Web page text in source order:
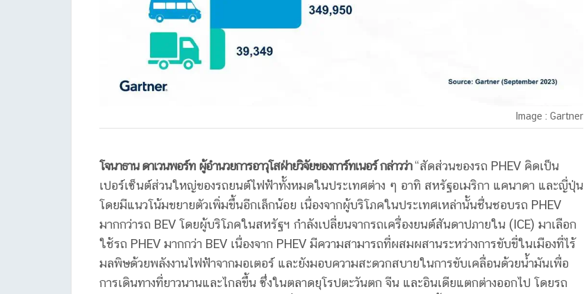
Image : Gartner
โจนาธาน ดาเวนพอร์ท ผู้อำนวยการอาวุโสฝ่ายวิจัยของการ์ทเนอร์ กล่าวว่า“สัดส่วนของรถ PHEV คิดเป็น
เปอร์เซ็นต์ส่วนใหญ่ของรถยนต์ไฟฟ้าทั้งหมดในประเทศต่าง ๆ อาทิ สหรัฐอเมริกา แคนาดา และญี่ปุ่น
โดยมีแนวโน้มขยายตัวเพิ่มขึ้นอีกเล็กน้อย เนื่องจากผู้บริโภคในประเทศเหล่านั้นชื่นชอบรถ PHEV
มากกว่ารถ BEV โดยผู้บริโภคในสหรัฐฯ กำลังเปลี่ยนจากรถเครื่องยนต์สันดาปภายใน (ICE) มาเลือก
ใช้รถ PHEV มากกว่า BEV เนื่องจาก PHEV มีความสามารถที่ผสมผสานระหว่างการขับขี่ในเมืองที่ไร้
มลพิษด้วยพลังงานไฟฟ้าจากมอเตอร์ และยังมอบความสะดวกสบายในการขับเคลื่อนด้วยน้ำมันเพื่อ
การเดินทางที่ยาวนานและไกลขึ้น ซึ่งในตลาดยุโรปตะวันตก จีน และอินเดียแตกต่างออกไป โดยรถ